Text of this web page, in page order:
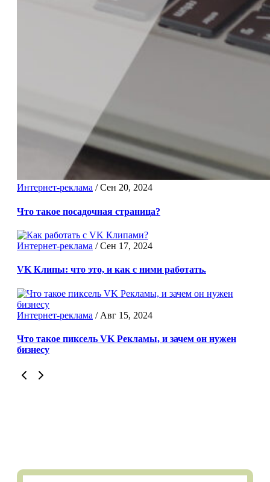
Интернет-реклама /Сен 20, 2024
Что такое посадочная страница?
Интернет-реклама /Сен 17, 2024
VK Клипы: что это, и как с ними работать.
Интернет-реклама / Авг 15, 2024
Что такое пиксель VK Рекламы, и зачем он нужен
бизнесу